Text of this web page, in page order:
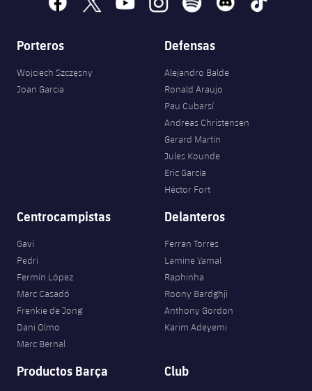
Porteros
Wojciech Szczęsny
Joan Garcia
Defensas
Alejandro Balde
Ronald Araujo
Pau Cubarsí
Andreas Christensen
Gerard Martín
Jules Kounde
Eric García
Héctor Fort
Centrocampistas
Gavi
Pedri
Fermín López
Marc Casadó
Frenkie de Jong
Dani Olmo
Marc Bernal
Delanteros
Ferran Torres
Lamine Yamal
Raphinha
Roony Bardghji
Anthony Gordon
Karim Adeyemi
Productos Barça Club